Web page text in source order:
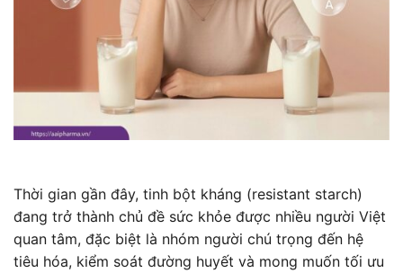
Thời gian gần đây, tinh bột kháng (resistant starch)
đang trở thành chủ đề sức khỏe được nhiều người Việt
quan tâm, đặc biệt là nhóm người chú trọng đến hệ
tiêu hóa, kiểm soát đường huyết và mong muốn tối ưu